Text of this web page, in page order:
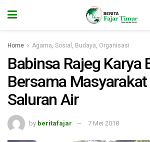
Home Agama, Sosial, Budaya, Organisasi
Babinsa Rajeg Karya
Bersama
Saluran Air
by beritafajar 7 Mei 2018